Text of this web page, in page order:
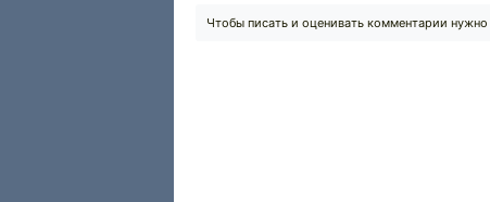
Чтобы писать и оценивать комментарии нужно